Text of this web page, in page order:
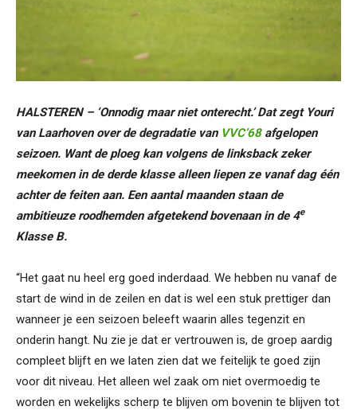
HALSTEREN – ‘Onnodig maar niet onterecht.’ Dat zegt Youri
van Laarhoven over de degradatie van VVC’68afgelopen
seizoen. Want de ploeg kan volgens de linksback zeker
meekomen in de derde klasse alleen liepen ze vanaf dag één
achter de feiten aan. Een aantal maanden staan de
ambitieuze roodhemden afgetekend bovenaan in de 4e
Klasse B.
“Het gaat nu heel erg goed inderdaad. We hebben nu vanaf de
start de wind in de zeilen en dat is wel een stuk prettiger dan
wanneer je een seizoen beleeft waarin alles tegenzit en
onderin hangt. Nu zie je dat er vertrouwen is, de groep aardig
compleet blijft en we laten zien dat we feitelijk te goed zijn
voor dit niveau. Het alleen wel zaak om niet overmoedig te
worden en wekelijks scherp te blijven om bovenin te blijven tot